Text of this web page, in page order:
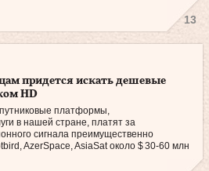
13
придется искать дешевые
HD
платформы,
в нашей стране, платят за
сигнала преимущественно
AzerSpace, AsiaSat около $ 30‑60 млн